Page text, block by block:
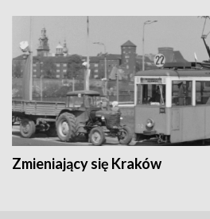
Zmieniający się Kraków